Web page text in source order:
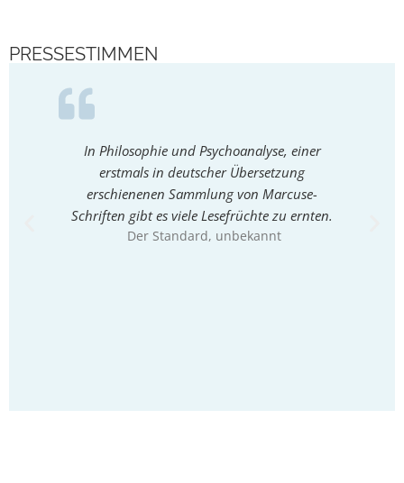
PRESSESTIMMEN
In Philosophie und Psychoanalyse, einer
erstmals in deutscher Übersetzung
erschienenen Sammlung von Marcuse-
Schriften gibt es viele Lesefrüchte zu ernten.
Der Standard, unbekannt